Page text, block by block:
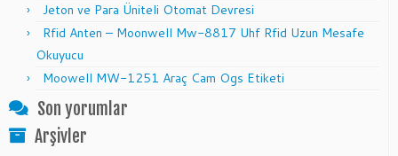
Jeton ve Para Üniteli Otomat Devresi
Rfid Anten – Moonwell Mw-8817 Uhf Rfid Uzun Mesafe
Okuyucu
Moowell MW-1251 Araç Cam Ogs Etiketi
Son yorumlar
Arşivler